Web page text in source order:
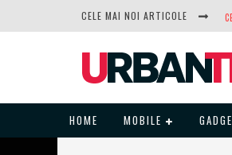
CELE MAI NOI ARTICOLE
HOME MOBILE